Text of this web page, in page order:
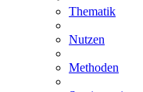
Thematik
Nutzen
Methoden